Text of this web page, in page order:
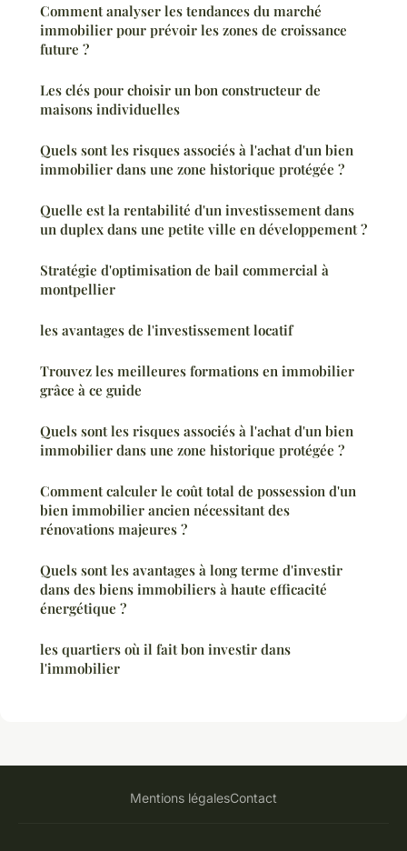
Comment analyser les tendances du marché
immobilier pour prévoir les zones de croissance
future ?
Les clés pour choisir un bon constructeur de
maisons individuelles
Quels sont les risques associés à l'achat d'un bien
immobilier dans une zone historique protégée ?
Quelle est la rentabilité d'un investissement dans
un duplex dans une petite ville en développement ?
Stratégie d'optimisation de bail commercial à
montpellier
les avantages de l'investissement locatif
Trouvez les meilleures formations en immobilier
grâce à ce guide
Quels sont les risques associés à l'achat d'un bien
immobilier dans une zone historique protégée ?
Comment calculer le coût total de possession d'un
bien immobilier ancien nécessitant des
rénovations majeures ?
Quels sont les avantages à long terme d'investir
dans des biens immobiliers à haute efficacité
énergétique ?
les quartiers où il fait bon investir dans
l'immobilier
Mentions légalesContact